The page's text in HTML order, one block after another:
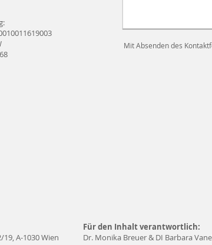
Mit Absenden des
A-1030 Wien
Für den Inhalt verantwortlich:
Dr. Monika Breuer & DI Barbara